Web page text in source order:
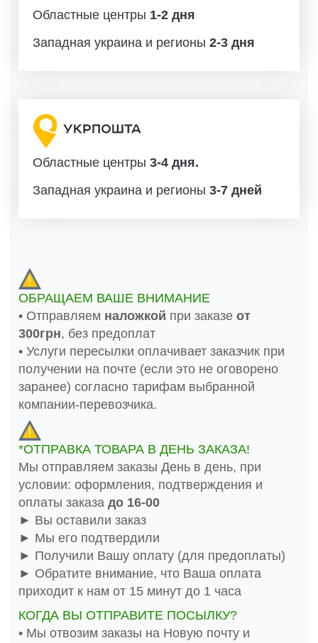
Областные центры 1-2 дня
Западная украина и регионы 2-3 дня
Областные центры 3-4 дня.
Западная украина и регионы 3-7 дней
ОБРАЩАЕМ ВАШЕ ВНИМАНИЕ
• Отправляем наложкой при заказе от
300грн, без предоплат
• Услуги пересылки оплачивает заказчик при
получении на почте (если это не оговорено
заранее) согласно тарифам выбранной
компании-перевозчика.
*ОТПРАВКА ТОВАРА В ДЕНЬ ЗАКАЗА!
Мы отправляем заказы День в день, при
условии: оформления, подтверждения и
оплаты заказа до 16-00
► Вы оставили заказ
► Мы его подтвердили
► Получили Вашу оплату (для предоплаты)
► Обратите внимание, что Ваша оплата
приходит к нам от 15 минут до 1 часа
КОГДА ВЫ ОТПРАВИТЕ ПОСЫЛКУ?
• Мы отвозим заказы на Новую почту и